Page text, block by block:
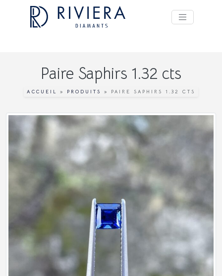
Paire Saphirs 1.32 cts
ACCUEIL » PRODUITS » PAIRE SAPHIRS 1.32 CTS